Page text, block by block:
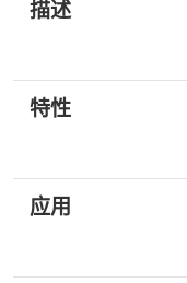
描述
特性
应用